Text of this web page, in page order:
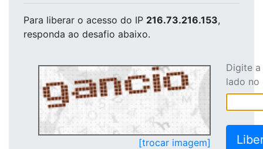
Para liberar o acesso do IP 216.73.216.153,
responda ao desafio abaixo.
[trocar imagem]
Digite
lado no